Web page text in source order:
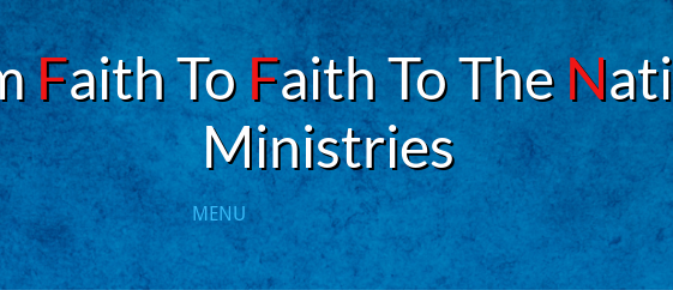
Faith ToFaith To The N
​Ministries
MENU​